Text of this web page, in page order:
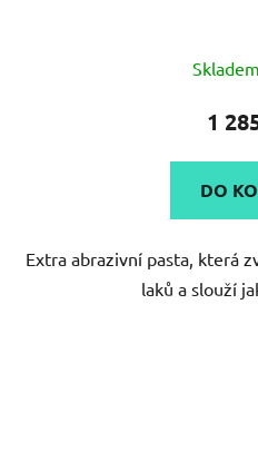
z
Skladem
1
DO
Extra abrazivní pasta, která
laků a slouží